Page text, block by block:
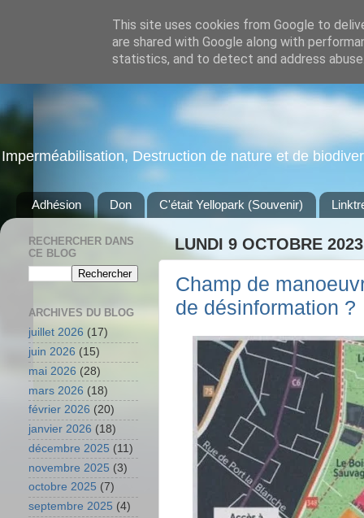
Imperméabilisation, Destruction de nature et de
Adhésion Don C'était Yellopark (Souvenir)
LUNDI 9 OCTOBRE 2023
Champ de
de désinformation ?
RECHERCHER DANS
CE BLOG
ARCHIVES DU BLOG
juillet 2026 (17)
juin 2026 (15)
mai 2026 (28)
mars 2026 (18)
février 2026 (20)
janvier 2026 (18)
décembre 2025 (11)
novembre 2025 (3)
octobre 2025 (7)
septembre 2025 (4)
This site uses cookies from Google to
are shared with Google along with
statistics, and to detect and address